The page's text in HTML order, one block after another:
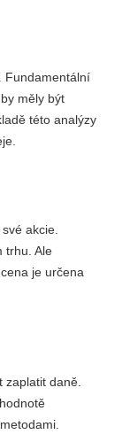
Fundamentální
měly být
této analýzy
akcie.
trhu. Ale
je určena
daně.